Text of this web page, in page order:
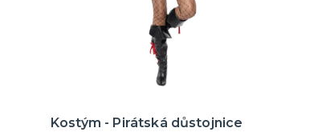
Kostým - Pirátská důstojnice